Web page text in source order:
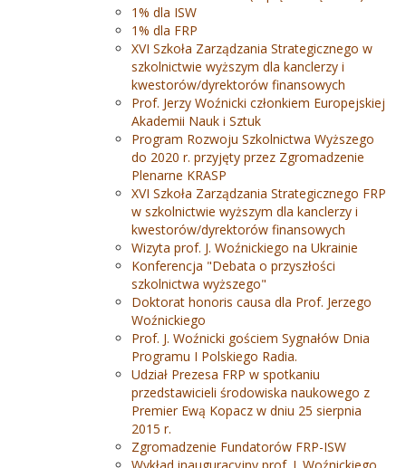
1% dla ISW
1% dla FRP
XVI Szkoła Zarządzania Strategicznego w
szkolnictwie wyższym dla kanclerzy i
kwestorów/dyrektorów finansowych
Prof. Jerzy Woźnicki członkiem Europejskiej
Akademii Nauk i Sztuk
Program Rozwoju Szkolnictwa Wyższego
do 2020 r. przyjęty przez Zgromadzenie
Plenarne KRASP
XVI Szkoła Zarządzania Strategicznego FRP
w szkolnictwie wyższym dla kanclerzy i
kwestorów/dyrektorów finansowych
Wizyta prof. J. Woźnickiego na Ukrainie
Konferencja "Debata o przyszłości
szkolnictwa wyższego"
Doktorat honoris causa dla Prof. Jerzego
Woźnickiego
Prof. J. Woźnicki gościem Sygnałów Dnia
Programu I Polskiego Radia.
Udział Prezesa FRP w spotkaniu
przedstawicieli środowiska naukowego z
Premier Ewą Kopacz w dniu 25 sierpnia
2015 r.
Zgromadzenie Fundatorów FRP-ISW